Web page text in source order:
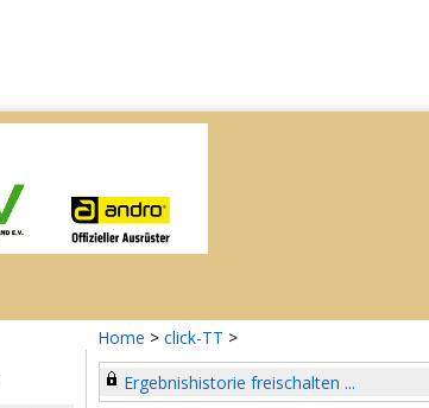
Home > click-TT >
Ergebnishistorie freischalten ...